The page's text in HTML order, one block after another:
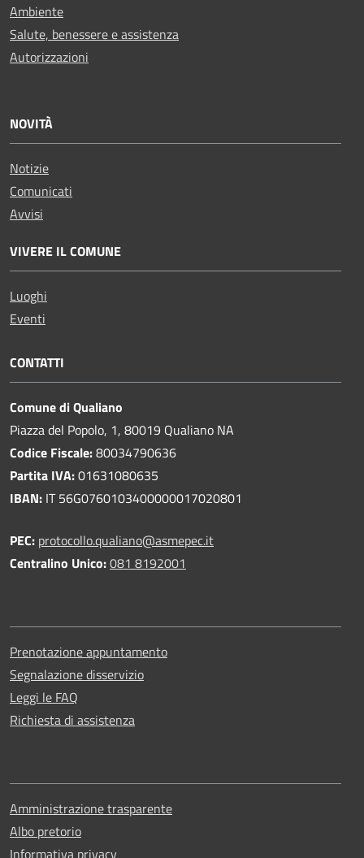
Ambiente
Salute, benessere e assistenza
Autorizzazioni
NOVITÀ
Notizie
Comunicati
Avvisi
VIVERE IL COMUNE
Luoghi
Eventi
CONTATTI
Comune di Qualiano
Piazza del Popolo, 1, 80019 Qualiano NA
Codice Fiscale:80034790636
Partita IVA:01631080635
IBAN: IT 56G0760103400000017020801
PEC: protocollo.qualiano@asmepec.it
Centralino Unico:081 8192001
Prenotazione appuntamento
Segnalazione disservizio
Leggi le FAQ
Richiesta di assistenza
Amministrazione trasparente
Albo pretorio
Informativa privacy